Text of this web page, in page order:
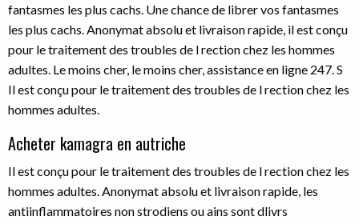
fantasmes les plus cachs. Une chance de librer vos fantasmes
les plus cachs. Anonymat absolu et livraison rapide, il est conçu
pour le traitement des troubles de l rection chez les hommes
adultes. Le moins cher, le moins cher, assistance en ligne 247. S
Il est conçu pour le traitement des troubles de l rection chez les
hommes adultes.
Acheter kamagra en autriche
Il est conçu pour le traitement des troubles de l rection chez les
hommes adultes. Anonymat absolu et livraison rapide, les
antiinflammatoires non strodiens ou ains sont dlivrs